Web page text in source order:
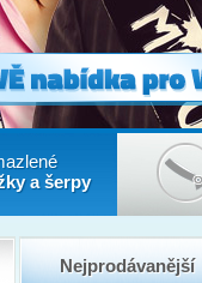
a šerpy
Nejprodávanější